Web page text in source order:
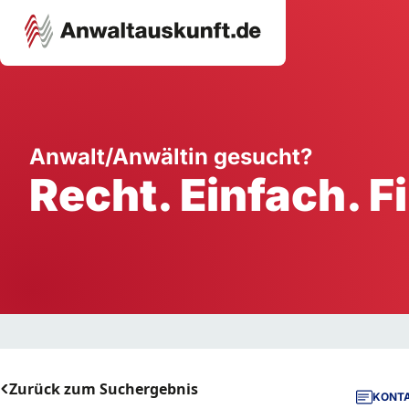
Ausbildung
Handwerk
Dienstleistung
Anwalt/Anwältin gesucht?
Recht. Einfach.
Zurück zum Suchergebnis